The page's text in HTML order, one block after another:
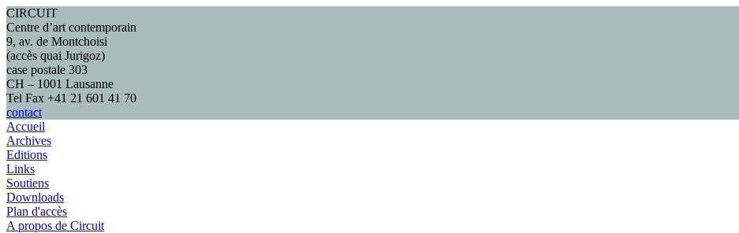
CIRCUIT
Centre d’art contemporain
9, av. de Montchoisi
(accès quai Jurigoz)
case postale 303
CH – 1001 Lausanne
Tel Fax +41 21 601 41 70
contact
Accueil
Archives
Editions
Links
Soutiens
Downloads
Plan d'accès
A propos de Circuit